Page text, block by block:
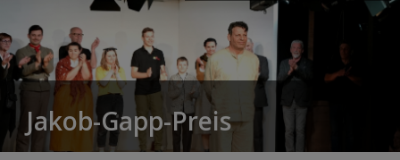
Jakob-Gapp-Preis